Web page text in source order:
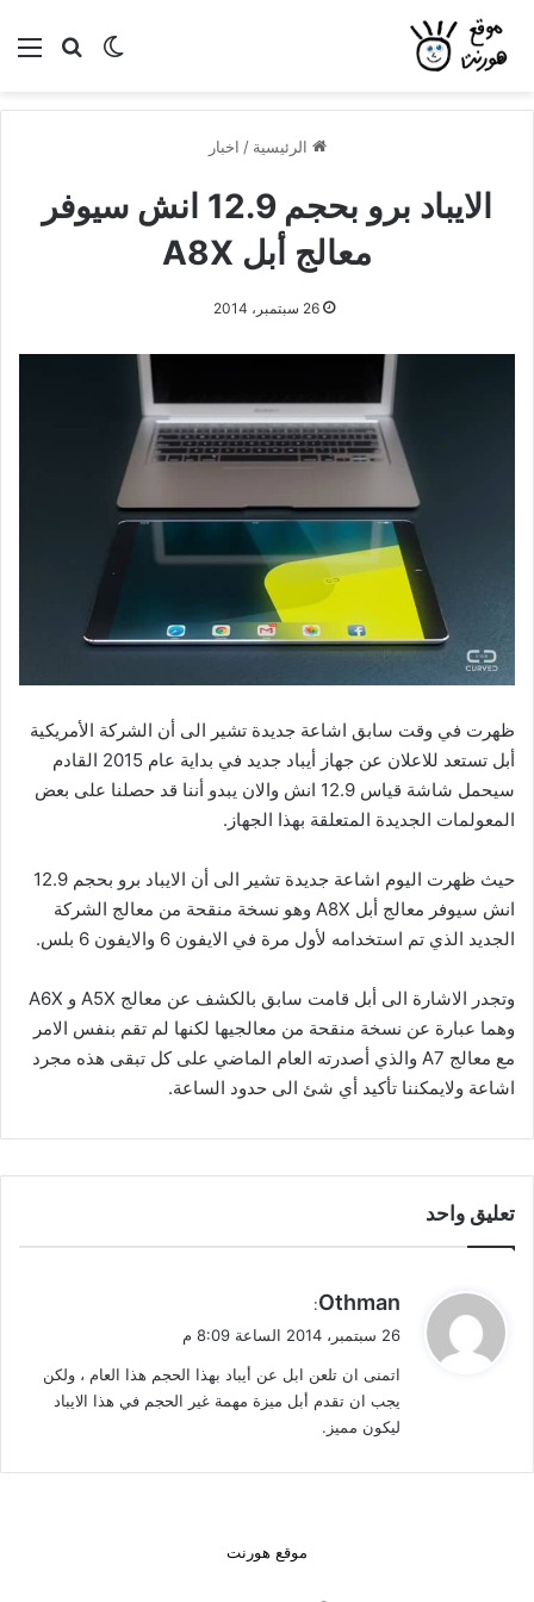
بحثالوضع
الرئيسية / اخبار
الايباد برو بحجم 12.9 انش سيوفر
معالج أبل A8X
26 سبتمبر، 2014
ظهرت في وقت سابق اشاعة جديدة تشير الى أن الشركة الأمريكية
أبل تستعد للاعلان عن جهاز أيباد جديد في بداية عام 2015 القادم
سيحمل شاشة قياس 12.9 انش والان يبدو أننا قد حصلنا على بعض
المعولمات الجديدة المتعلقة بهذا الجهاز.
حيث ظهرت اليوم اشاعة جديدة تشير الى أن الايباد برو بحجم 12.9
انش سيوفر معالج أبل A8X وهو نسخة منقحة من معالج الشركة
الجديد الذي تم استخدامه لأول مرة في الايفون 6 والايفون 6 بلس.
وتجدر الاشارة الى أبل قامت سابق بالكشف عن معالج A5X و A6X
وهما عبارة عن نسخة منقحة من معالجيها لكنها لم تقم بنفس الامر
مع معالج A7 والذي أصدرته العام الماضي على كل تبقى هذه مجرد
اشاعة ولايمكننا تأكيد أي شئ الى حدود الساعة.
تعليق واحد
ي
ل
Othman
:
26 سبتمبر، 2014 الساعة 8:09 م
اتمنى ان تلعن ابل عن أيباد بهذا الحجم هذا العام ، ولكن
يجب ان تقدم أبل ميزة مهمة غير الحجم في هذا الايباد
ليكون مميز.
موقع هورنت